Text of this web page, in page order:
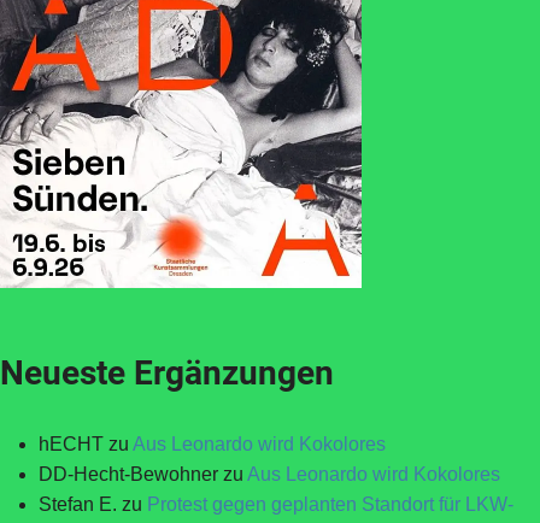
Neueste Ergänzungen
hECHT zu Aus Leonardo wird Kokolores
DD-Hecht-Bewohner zu Aus Leonardo wird Kokolores
Stefan E. zu Protest gegen geplanten Standort für LKW-